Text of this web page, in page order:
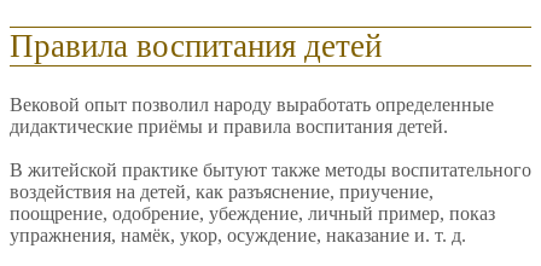
Правила воспитания детей
Вековой опыт позволил народу выработать определенные
дидактические приёмы и правила воспитания детей.
В житейской практике бытуют также методы воспитательного
воздействия на детей, как разъяснение, приучение,
поощрение, одобрение, убеждение, личный пример, показ
упражнения, намёк, укор, осуждение, наказание и. т. д.